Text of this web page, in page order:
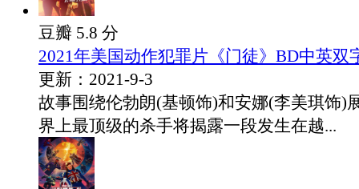
豆瓣 5.8 分
2021年美国动作犯罪片《门徒》BD中英双
更新：2021-9-3
故事围绕伦勃朗(基顿饰)和安娜(李美琪饰)
界上最顶级的杀手将揭露一段发生在越...